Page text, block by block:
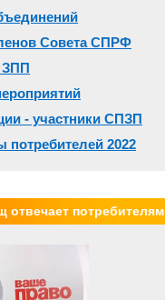
Совета СПРФ
ЗПП
- участники СПЗП
2022
отвечает потребителям